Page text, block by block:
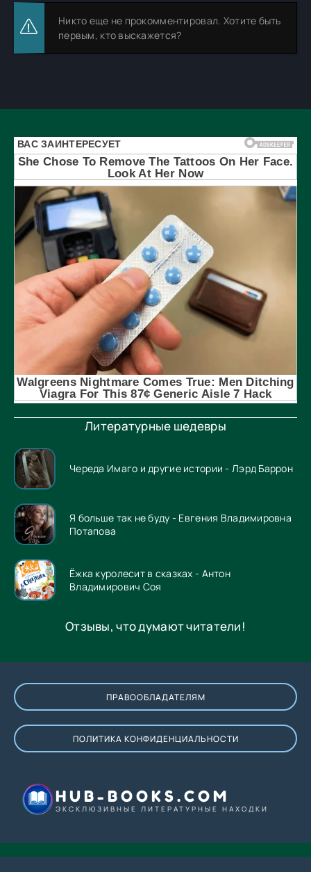
Литературные шедевры
Череда Имаго и другие истории - Лэрд Баррон
Я больше так не буду - Евгения Владимировна
Потапова
Ёжка куролесит в сказках - Антон
Владимирович Соя
Отзывы, что думают читатели!
Никто еще не прокомментировал. Хотите быть
первым, кто выскажется?
ПРАВООБЛАДАТЕЛЯМ
ПОЛИТИКА КОНФИДЕНЦИАЛЬНОСТИ
HUB-BOOKS.COM
ЭКСКЛЮЗИВНЫЕ ЛИТЕРАТУРНЫЕ НАХОДКИ